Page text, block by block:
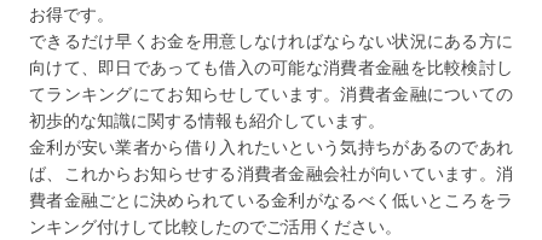
お得です。
できるだけ早くお金を用意しなければならない状況にある方に
向けて、即日であっても借入の可能な消費者金融を比較検討し
てランキングにてお知らせしています。消費者金融についての
初歩的な知識に関する情報も紹介しています。
金利が安い業者から借り入れたいという気持ちがあるのであれ
ば、これからお知らせする消費者金融会社が向いています。消
費者金融ごとに決められている金利がなるべく低いところをラ
ンキング付けして比較したのでご活用ください。